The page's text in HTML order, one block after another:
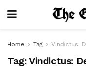
Home Tag Vindictus:
Tag: Vindictus: